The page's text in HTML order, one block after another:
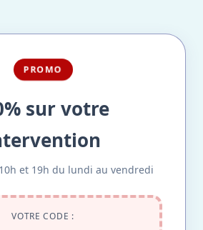
PROMO
sur votre
et 19h du lundi au vendredi
VOTRE CODE :